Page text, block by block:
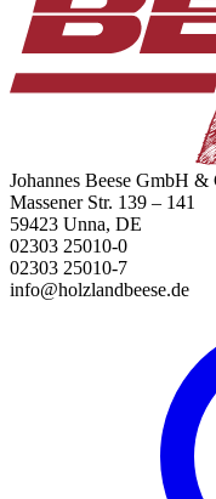
Johannes Beese GmbH
Massener Str. 139 – 141
59423 Unna, DE
02303 25010-0
02303 25010-7
info@holzlandbeese.de